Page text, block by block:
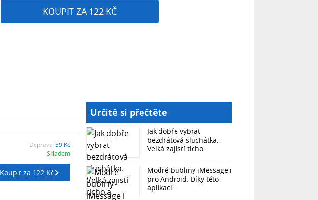
KOUPIT ZA 122 KČ
Doprava: 59 Kč
Skladem
Koupit za 122 Kč
Určitě si přečtěte
Jak dobře vybrat
bezdrátová sluchátka.
Velká zajistí ticho...
Modré bubliny iMessage i
pro Android. Díky této
aplikaci...